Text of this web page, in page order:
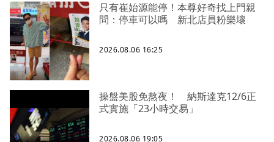
只有崔始源能停！本尊好奇找上門親
問：停車可以嗎 新北店員粉樂壞
2026.08.06 16:25
操盤美股免熬夜！ 納斯達克12/6正
式實施「23小時交易」
2026.08.06 19:05